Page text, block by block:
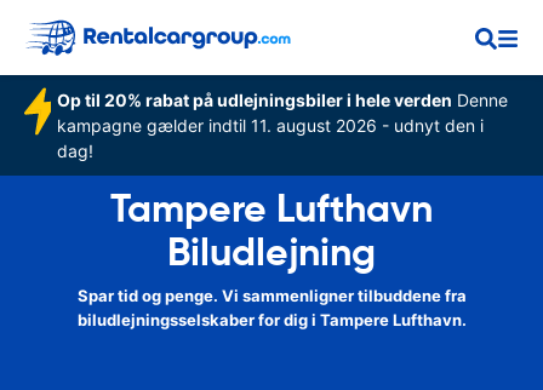
Op til 20% rabat på udlejningsbiler i hele verden Denne
kampagne gælder indtil 11. august 2026 - udnyt den i
dag!
Tampere Lufthavn
Biludlejning
Spar tid og penge. Vi sammenligner tilbuddene fra
biludlejningsselskaber for dig i Tampere Lufthavn.